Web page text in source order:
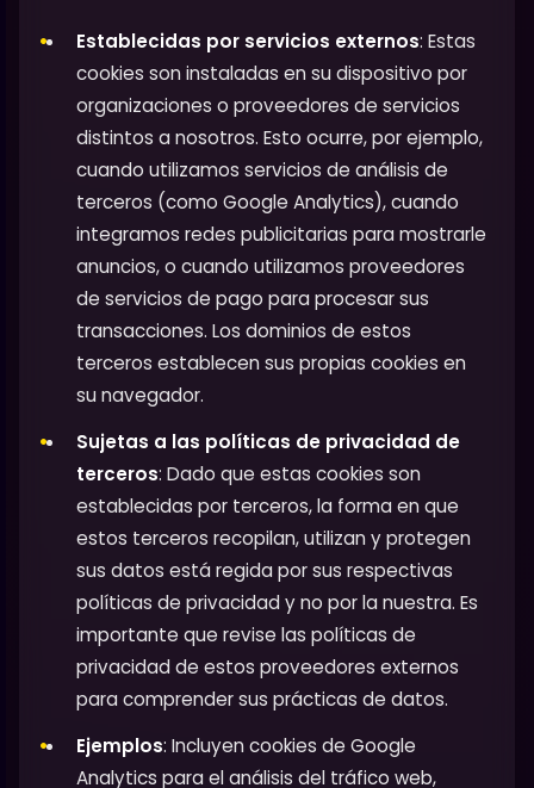
Establecidas por servicios externos: Estas
cookies son instaladas en su dispositivo por
organizaciones o proveedores de servicios
distintos a nosotros. Esto ocurre, por ejemplo,
cuando utilizamos servicios de análisis de
terceros (como Google Analytics), cuando
integramos redes publicitarias para mostrarle
anuncios, o cuando utilizamos proveedores
de servicios de pago para procesar sus
transacciones. Los dominios de estos
terceros establecen sus propias cookies en
su navegador.
Sujetas a las políticas de privacidad de
terceros: Dado que estas cookies son
establecidas por terceros, la forma en que
estos terceros recopilan, utilizan y protegen
sus datos está regida por sus respectivas
políticas de privacidad y no por la nuestra. Es
importante que revise las políticas de
privacidad de estos proveedores externos
para comprender sus prácticas de datos.
Ejemplos: Incluyen cookies de Google
Analytics para el análisis del tráfico web,